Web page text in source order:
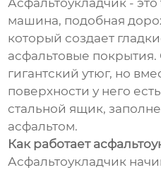
Асфальтоукладчик -
машина, подобная
который создает
асфальтовые
гигантский утюг, но
поверхности у него
стальной ящик,
асфальтом.
Как работает
Асфальтоукладчик